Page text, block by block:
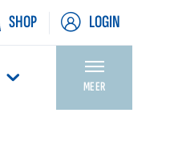
SHOP LOGIN
MEER